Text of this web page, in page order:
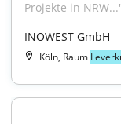
Projekte in
INOWEST GmbH
Köln, Raum